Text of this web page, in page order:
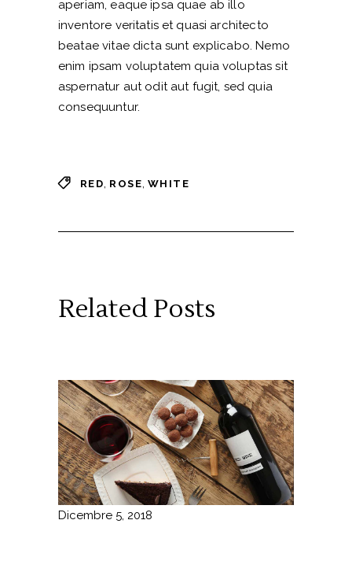
aperiam, eaque ipsa quae ab illo
inventore veritatis et quasi architecto
beatae vitae dicta sunt explicabo. Nemo
enim ipsam voluptatem quia voluptas sit
aspernatur aut odit aut fugit, sed quia
consequuntur.
RED, ROSE,WHITE
Related Posts
Dicembre 5, 2018